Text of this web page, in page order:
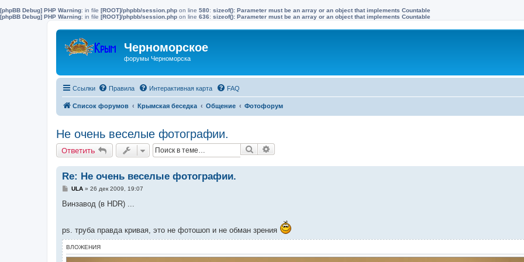
[phpBB Debug] PHP Warning: in file [ROOT]/phpbb/session.php on line 580: sizeof(): Parameter must be an array or an object that implements Countable
[phpBB Debug] PHP Warning: in file [ROOT]/phpbb/session.php on line 636: sizeof(): Parameter must be an array or an object that implements Countable
Черноморское
форумы Черноморска
Ссылки Правила Интерактивная карта FAQ
Список форумов Крымская беседка Общение Фотофорум
Не очень веселые фотографии.
Ответить Поиск
Re: Не очень веселые фотографии.
С
о
н
е
ULA» 26 дек 2009, 19:07
Винзавод (в HDR) ...
ps. труба правда кривая, это не фотошоп и не обман зрения
ВЛОЖЕНИЯ